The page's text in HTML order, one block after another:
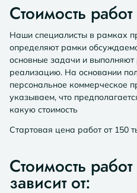
Стоимость работ
Наши специалисты в рамках
определяют рамки
основные задачи и выполняют
реализацию. На основании
персональное коммерческое
указываем, что
какую стоимость
Стартовая цена работ от 150
Стоимость работ
зависит от: